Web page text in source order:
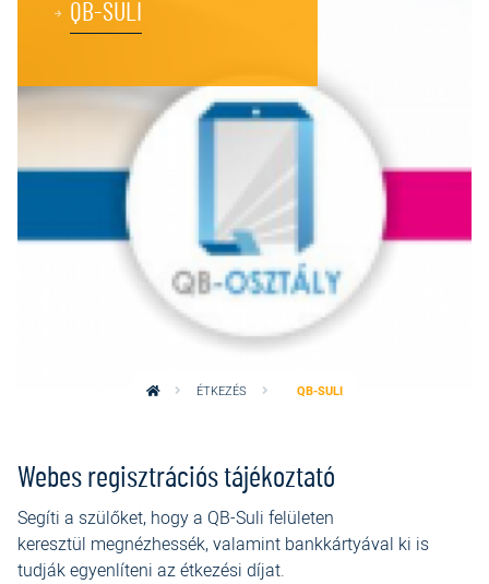
QB-SULI
ÉTKEZÉS QB-SULI
Webes regisztrációs tájékoztató
Segíti a szülőket, hogy a QB-Suli felületen
keresztül megnézhessék, valamint bankkártyával ki is
tudják egyenlíteni az étkezési díjat.